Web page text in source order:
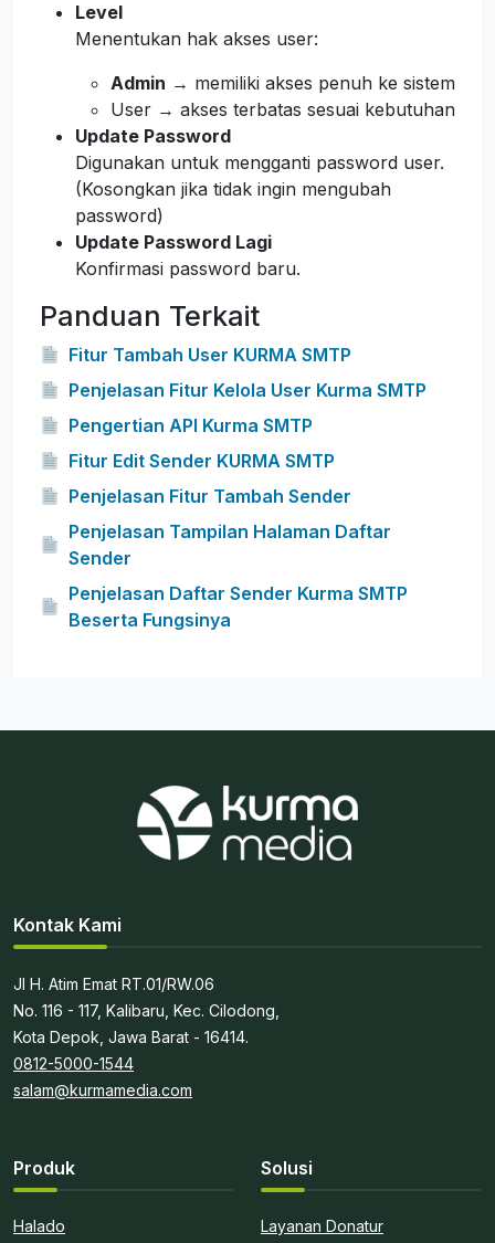
Level
Menentukan hak akses user:
Admin → memiliki akses penuh ke sistem
User → akses terbatas sesuai kebutuhan
Update Password
Digunakan untuk mengganti password user.
(Kosongkan jika tidak ingin mengubah
password)
Update Password Lagi
Konfirmasi password baru.
Panduan Terkait
Fitur Tambah User KURMA SMTP
Penjelasan Fitur Kelola User Kurma SMTP
Pengertian API Kurma SMTP
Fitur Edit Sender KURMA SMTP
Penjelasan Fitur Tambah Sender
Penjelasan Tampilan Halaman Daftar
Sender
Penjelasan Daftar Sender Kurma SMTP
Beserta Fungsinya
Kontak Kami
Jl H. Atim Emat RT.01/RW.06
No. 116 - 117, Kalibaru, Kec. Cilodong,
Kota Depok, Jawa Barat - 16414.
0812-5000-1544
salam@kurmamedia.com
Produk
Halado
Solusi
Layanan Donatur